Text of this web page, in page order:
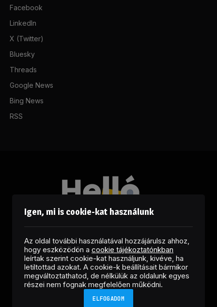
Facebook
LinkedIn
X (Twitter)
Bluesky
Threads
Google News
Bing News
RSS
FacebookLinkedInX
(Twitter)
RSS
Igen, mi is cookie-kat használunk
Az oldal további használatával hozzájárulsz ahhoz,
hogy eszközödön a cookie tájékoztatónkban
leírtak szerint cookie-kat használjunk, kivéve, ha
letiltottad azokat. A cookie-k beállításait bármikor
megváltoztathatod, de nélkülük az oldalunk egyes
részei nem fognak megfelelően működni.
ELFOGADOM